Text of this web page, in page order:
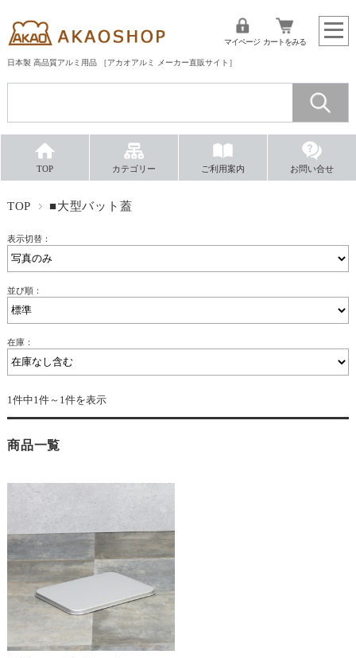
日本製 高品質アルミ用品 ［アカオアルミ メーカー直販サイト］
マイページ カートをみる
TOP カテゴリー ご利用案内 お問い合せ
TOP ■大型バット蓋
表示切替：
並び順：
在庫：
1件中1件～1件を表示
商品一覧